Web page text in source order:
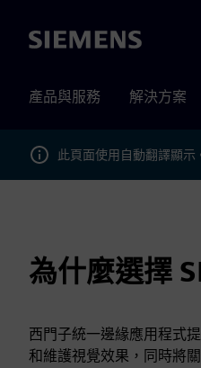
Siemens
產品與服務 解決方案
此頁面使用自動翻譯顯示
為什麼選擇
西門子統一邊緣應用程式
和維護視覺效果，同時將